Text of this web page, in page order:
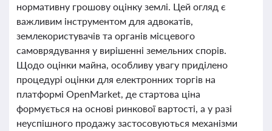
нормативну грошову оцінку землі. Цей огляд є
важливим інструментом для адвокатів,
землекористувачів та органів місцевого
самоврядування у вирішенні земельних спорів.
Щодо оцінки майна, особливу увагу приділено
процедурі оцінки для електронних торгів на
платформі OpenMarket, де стартова ціна
формується на основі ринкової вартості, а у разі
неуспішного продажу застосовуються механізми